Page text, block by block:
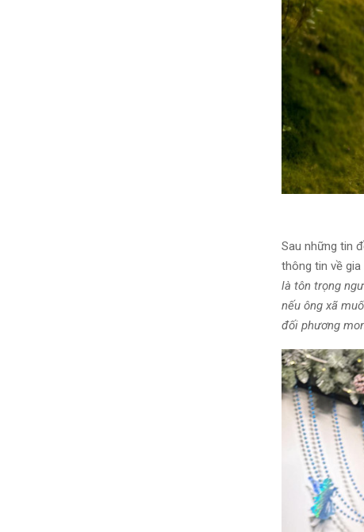
Sau những tin
thông tin về
là tôn trọng
nếu ông xã
đối phương